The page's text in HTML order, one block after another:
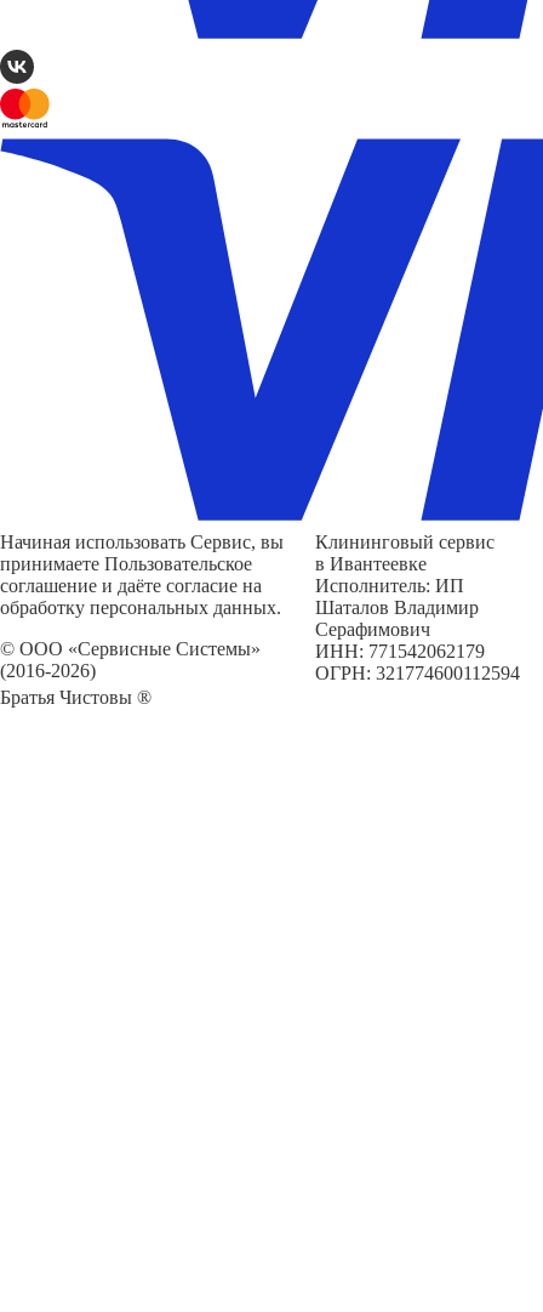
Начиная использовать Сервис, вы
принимаете Пользовательское
соглашение и даёте согласие на
обработку персональных данных.
© ООО «Сервисные Системы»
(2016-2026)
Братья Чистовы ®
Клининговый сервис
в Ивантеевке
Исполнитель: ИП
Шаталов Владимир
Серафимович
ИНН: 771542062179
ОГРН: 321774600112594